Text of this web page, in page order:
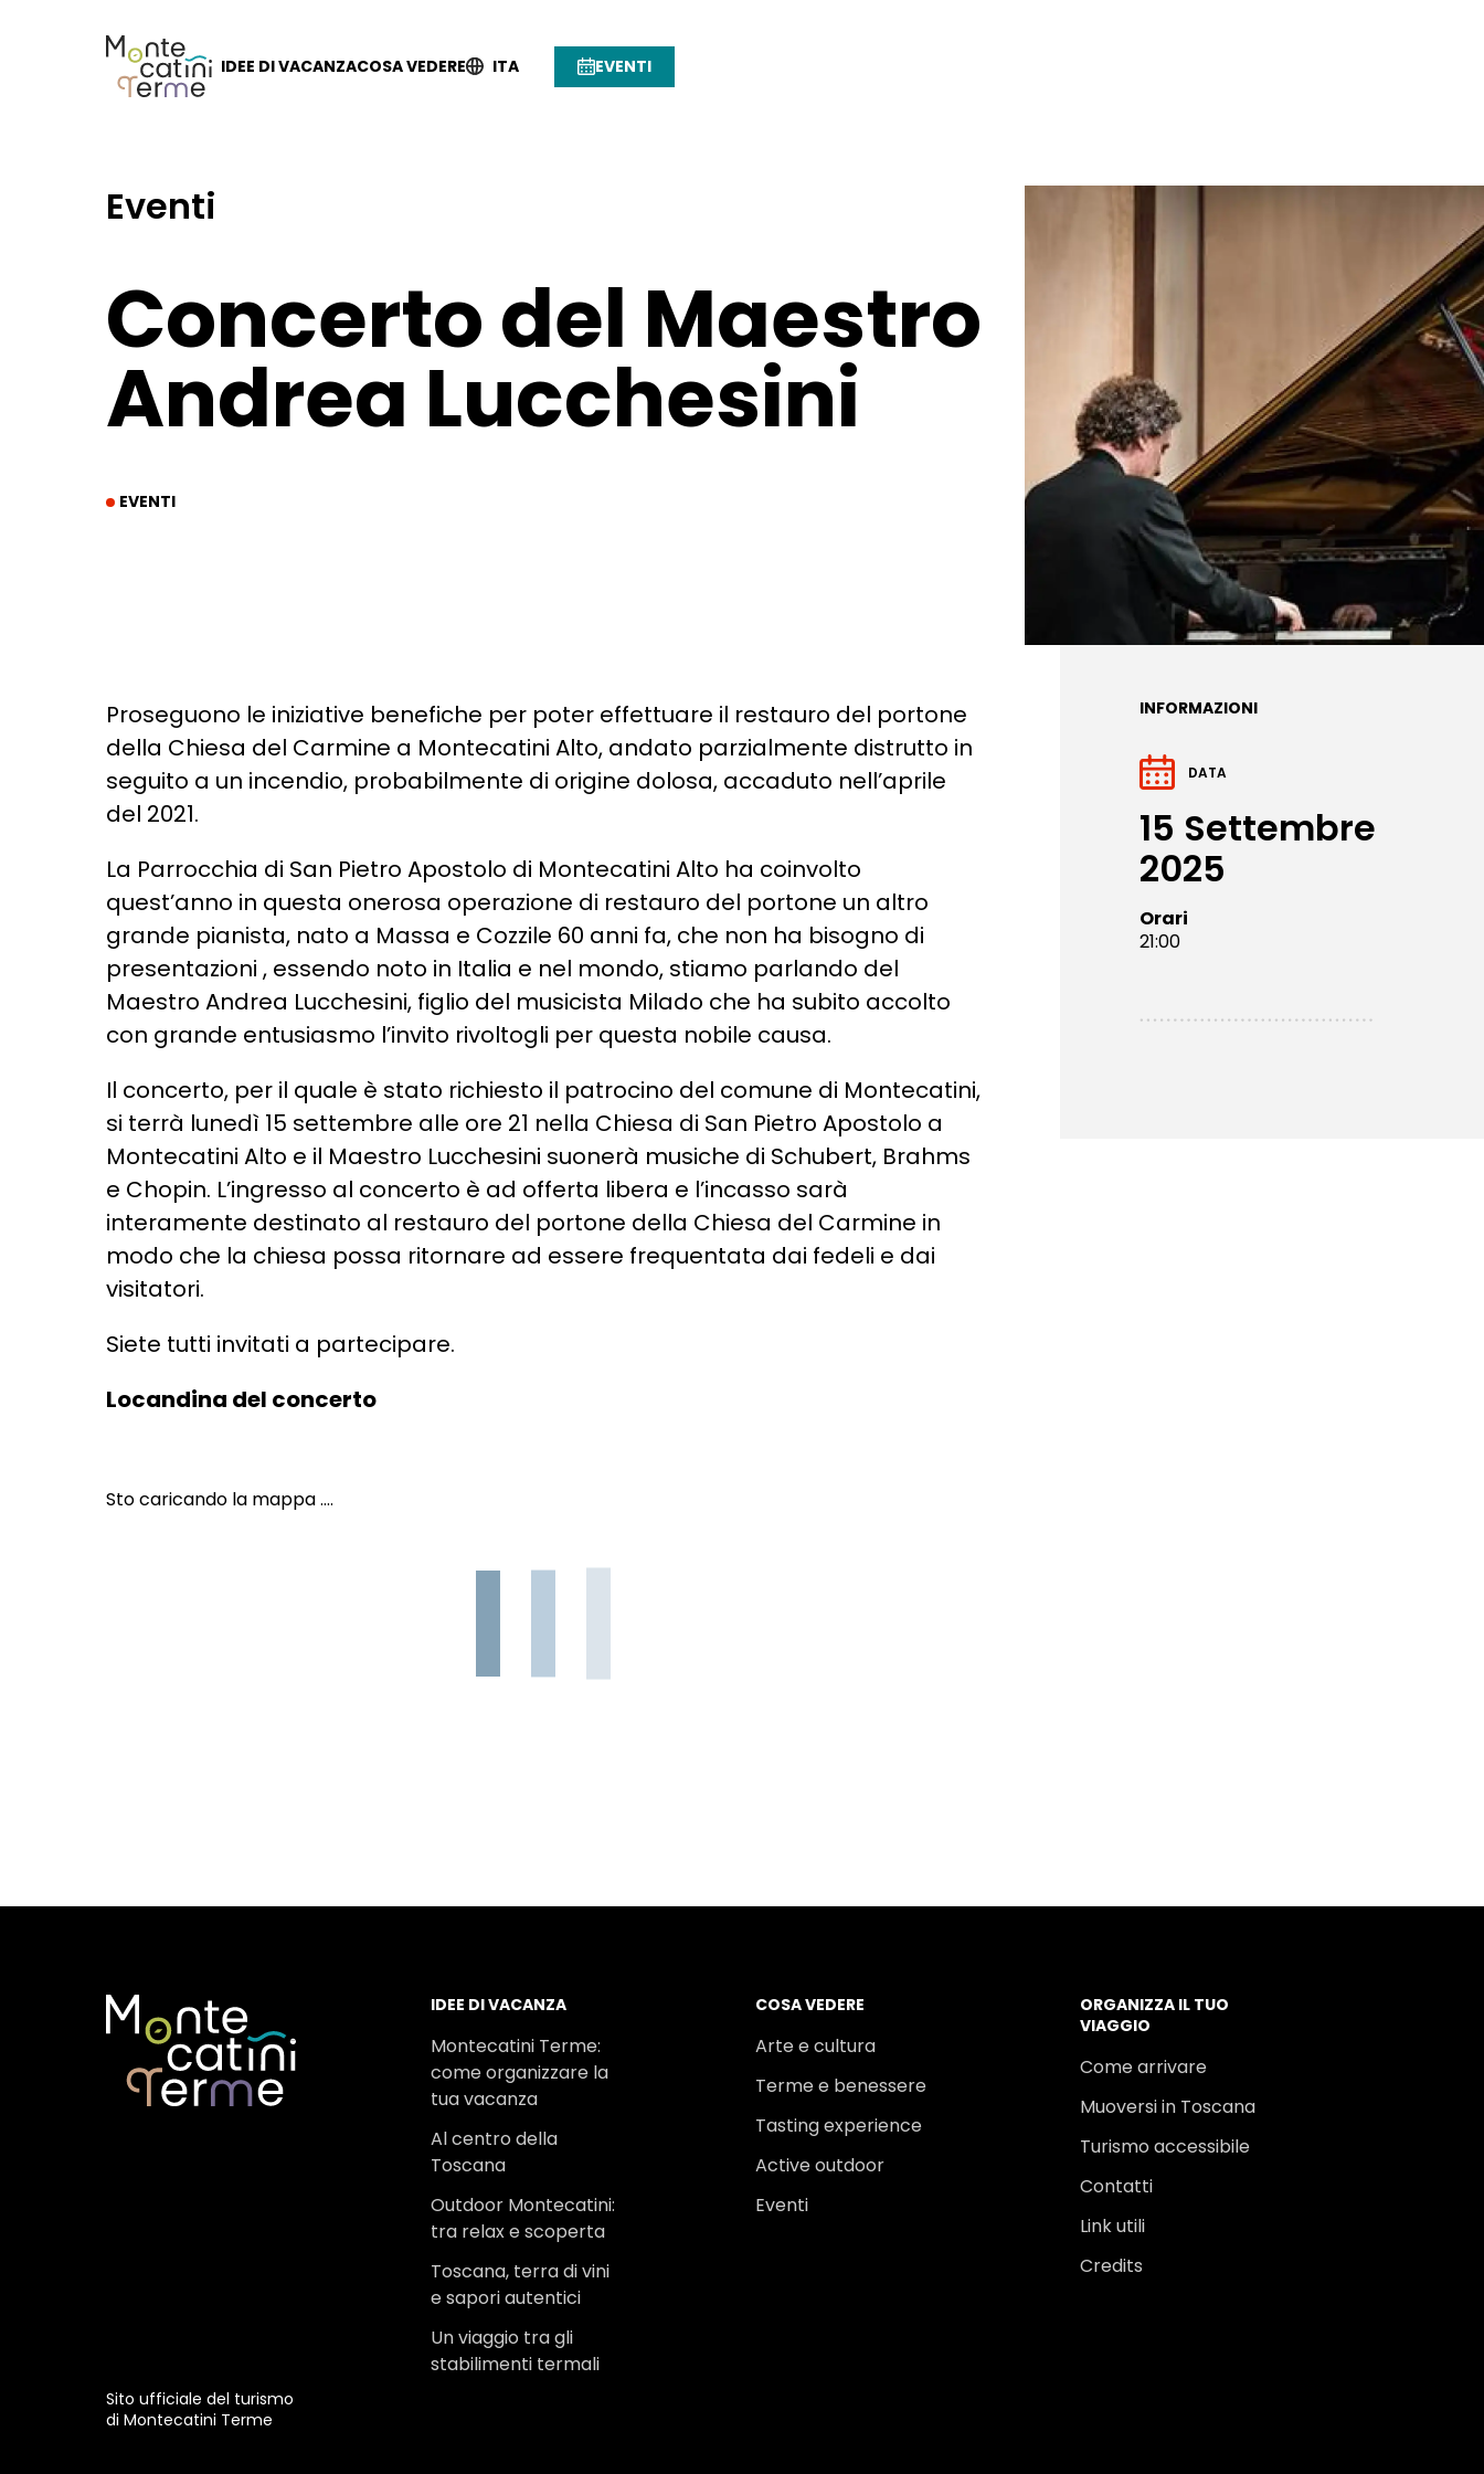
IDEE DI VACANZACOSA VEDERE ITA EVENTI
Eventi
Concerto del Maestro
Andrea Lucchesini
EVENTI
Proseguono le iniziative benefiche per poter effettuare il restauro del portone
della Chiesa del Carmine a Montecatini Alto, andato parzialmente distrutto in
seguito a un incendio, probabilmente di origine dolosa, accaduto nell’aprile
del 2021.
La Parrocchia di San Pietro Apostolo di Montecatini Alto ha coinvolto
quest’anno in questa onerosa operazione di restauro del portone un altro
grande pianista, nato a Massa e Cozzile 60 anni fa, che non ha bisogno di
presentazioni , essendo noto in Italia e nel mondo, stiamo parlando del
Maestro Andrea Lucchesini, figlio del musicista Milado che ha subito accolto
con grande entusiasmo l’invito rivoltogli per questa nobile causa.
Il concerto, per il quale è stato richiesto il patrocino del comune di Montecatini,
si terrà lunedì 15 settembre alle ore 21 nella Chiesa di San Pietro Apostolo a
Montecatini Alto e il Maestro Lucchesini suonerà musiche di Schubert, Brahms
e Chopin. L’ingresso al concerto è ad offerta libera e l’incasso sarà
interamente destinato al restauro del portone della Chiesa del Carmine in
modo che la chiesa possa ritornare ad essere frequentata dai fedeli e dai
visitatori.
Siete tutti invitati a partecipare.
Locandina del concerto
Sto caricando la mappa ....
INFORMAZIONI
DATA
15 Settembre
2025
Orari
21:00
Sito ufficiale del turismo
di Montecatini Terme
IDEE DI VACANZA
Montecatini Terme:
come organizzare la
tua vacanza
Al centro della
Toscana
Outdoor Montecatini:
tra relax e scoperta
Toscana, terra di vini
e sapori autentici
Un viaggio tra gli
stabilimenti termali
COSA VEDERE
Arte e cultura
Terme e benessere
Tasting experience
Active outdoor
Eventi
ORGANIZZA IL TUO
VIAGGIO
Come arrivare
Muoversi in Toscana
Turismo accessibile
Contatti
Link utili
Credits